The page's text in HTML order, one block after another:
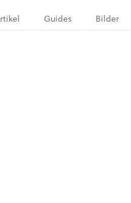
Guides Bilder